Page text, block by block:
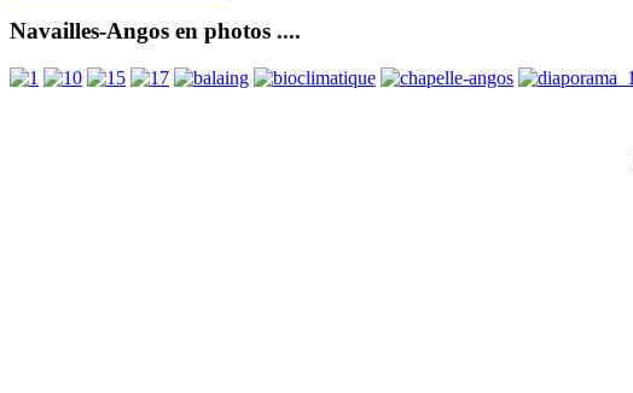
Navailles-Angos en photos ....